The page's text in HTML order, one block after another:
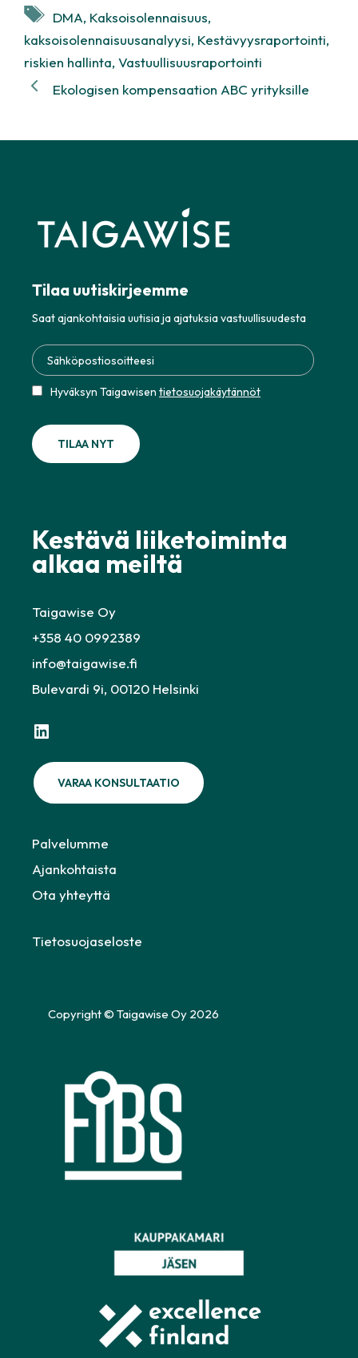
Avainsanat
DMA, Kaksoisolennaisuus,
kaksoisolennaisuusanalyysi, Kestävyysraportointi,
riskien hallinta, Vastuullisuusraportointi
Ekologisen kompensaation ABC yrityksille
Tilaa uutiskirjeemme
Saat ajankohtaisia uutisia ja ajatuksia vastuullisuudesta
Hyväksyn Taigawisen tietosuojakäytännöt
Kestävä liiketoiminta
alkaa meiltä
Taigawise Oy
+358 40 0992389
info@taigawise.fi
Bulevardi 9i, 00120 Helsinki
LinkedIn
VARAA KONSULTAATIO
Palvelumme
Ajankohtaista
Ota yhteyttä
Tietosuojaseloste
Copyright © Taigawise Oy 2026